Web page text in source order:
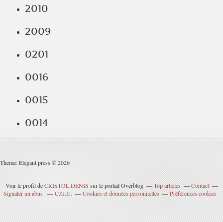
2010
2009
0201
0016
0015
0014
Theme: Elegant press © 2026
Voir le profil deCRISTOL DENIS sur le portail Overblog Top articles
Contact
Signaler un abus
C.G.U. Cookies et données personnelles Préférences cookies